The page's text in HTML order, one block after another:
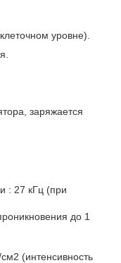
уровне).
заряжается
: 27 кГц (при
до 1
(интенсивность